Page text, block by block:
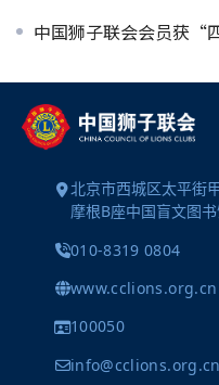
中国狮子联会会员获“
北京市西城区太平街
摩根B座中国盲文图
010-8319 0804
www.cclions.org.cn
100050
info@cclions.org.cn